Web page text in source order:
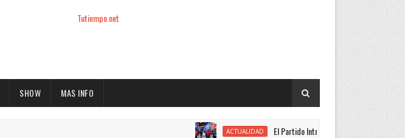
Tutiempo.net
SHOW MAS INFO
ACTUALIDAD El Partido Intransigente se movilizó en rechazo al